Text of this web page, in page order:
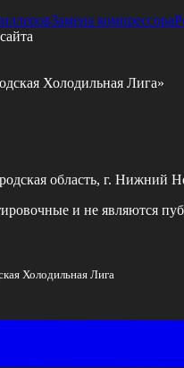
Замена компрессора
Холодильная Лига»
область, г. Нижний
и не являются
Холодильная Лига